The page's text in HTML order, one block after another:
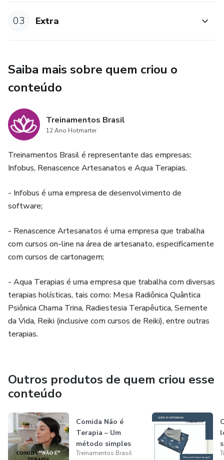
03 Extra
Saiba mais sobre quem criou o
conteúdo
Treinamentos Brasil
12 Ano Hotmarter
Treinamentos Brasil é representante das empresas:
Infobus, Renascence Artesanatos e Aqua Terapias.
- Infobus é uma empresa de desenvolvimento de
software;
- Renascence Artesanatos é uma empresa que trabalha
com cursos on-line na área de artesanato, especificamente
com cursos de cartonagem;
- Aqua Terapias é uma empresa que trabalha com diversas
terapias holísticas, tais como: Mesa Radiônica Quântica
Psiônica Chama Trina, Radiestesia Terapêutica, Semente
da Vida, Reiki (inclusive com cursos de Reiki), entre outras
terapias.
Outros produtos de quem criou esse
conteúdo
Comida Não é
Terapia – Um
método simples
para lidar com
Treinamentos Brasil